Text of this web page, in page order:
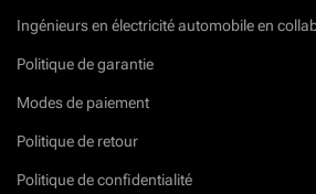
Ingénieurs en électricité automobile en
Politique de garantie
Modes de paiement
Politique de retour
Politique de confidentialité